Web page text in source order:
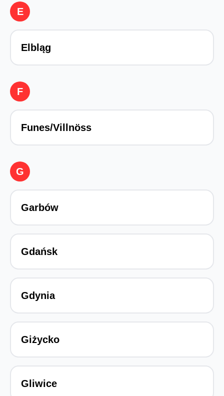
E
Elbląg
F
Funes/Villnöss
G
Garbów
Gdańsk
Gdynia
Giżycko
Gliwice